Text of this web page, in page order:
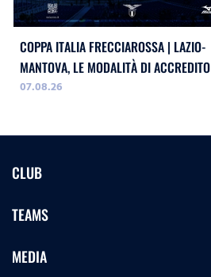
COPPA ITALIA FRECCIAROSSA | LAZIO-
MANTOVA, LE MODALITÀ DI ACCREDITO
07.08.26
CLUB
TEAMS
MEDIA